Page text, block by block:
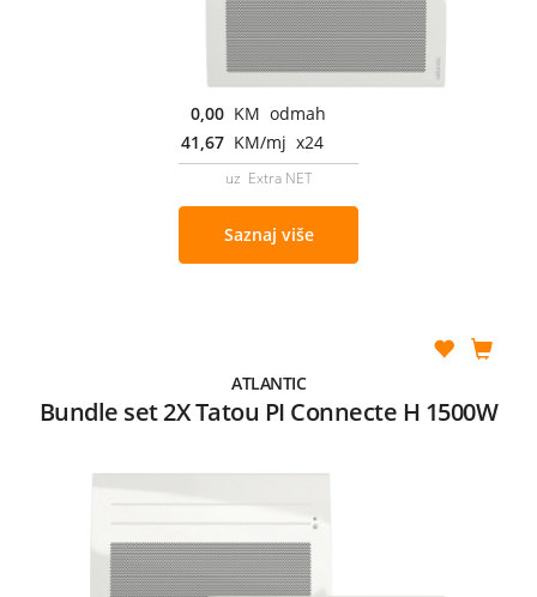
0,00 KM odmah
41,67 KM/mj x24
uz Extra NET
Saznaj više
ATLANTIC
Bundle set 2X Tatou PI Connecte H 1500W